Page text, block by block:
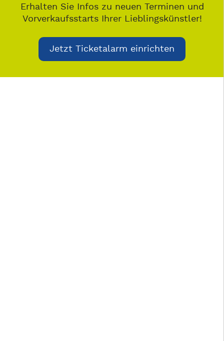
Erhalten Sie Infos zu neuen Terminen und
Vorverkaufsstarts Ihrer Lieblingskünstler!
Jetzt Ticketalarm einrichten